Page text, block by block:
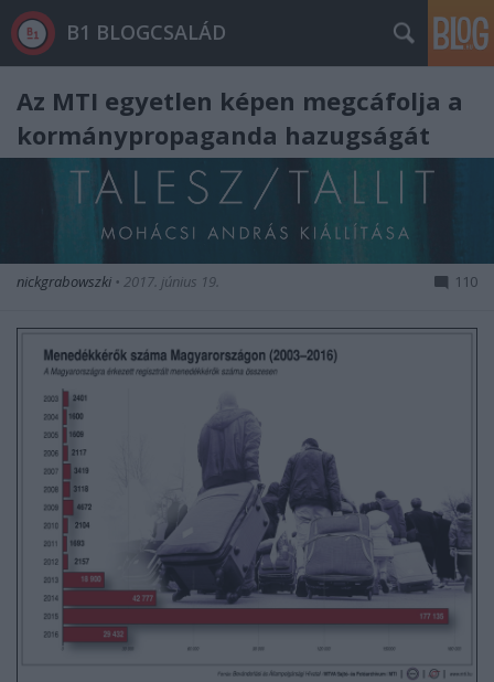
B1 BLOGCSALÁD
Az MTI egyetlen képen megcáfolja a
kormánypropaganda hazugságát
nickgrabowszki • 2017. június 19. 110